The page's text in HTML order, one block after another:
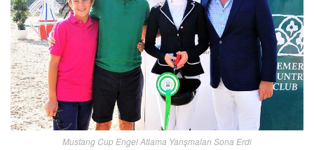
Mustang Cup Engel Atlama Yarışmaları Sona Erdi